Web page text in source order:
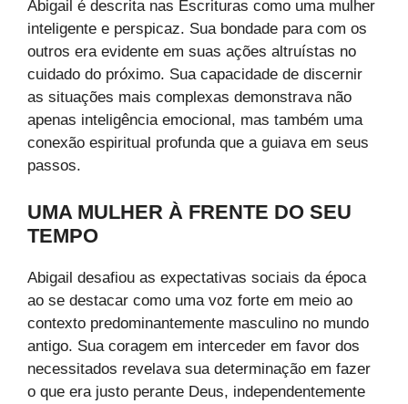
Abigail é descrita nas Escrituras como uma mulher
inteligente e perspicaz. Sua bondade para com os
outros era evidente em suas ações altruístas no
cuidado do próximo. Sua capacidade de discernir
as situações mais complexas demonstrava não
apenas inteligência emocional, mas também uma
conexão espiritual profunda que a guiava em seus
passos.
UMA MULHER À FRENTE DO SEU
TEMPO
Abigail desafiou as expectativas sociais da época
ao se destacar como uma voz forte em meio ao
contexto predominantemente masculino no mundo
antigo. Sua coragem em interceder em favor dos
necessitados revelava sua determinação em fazer
o que era justo perante Deus, independentemente